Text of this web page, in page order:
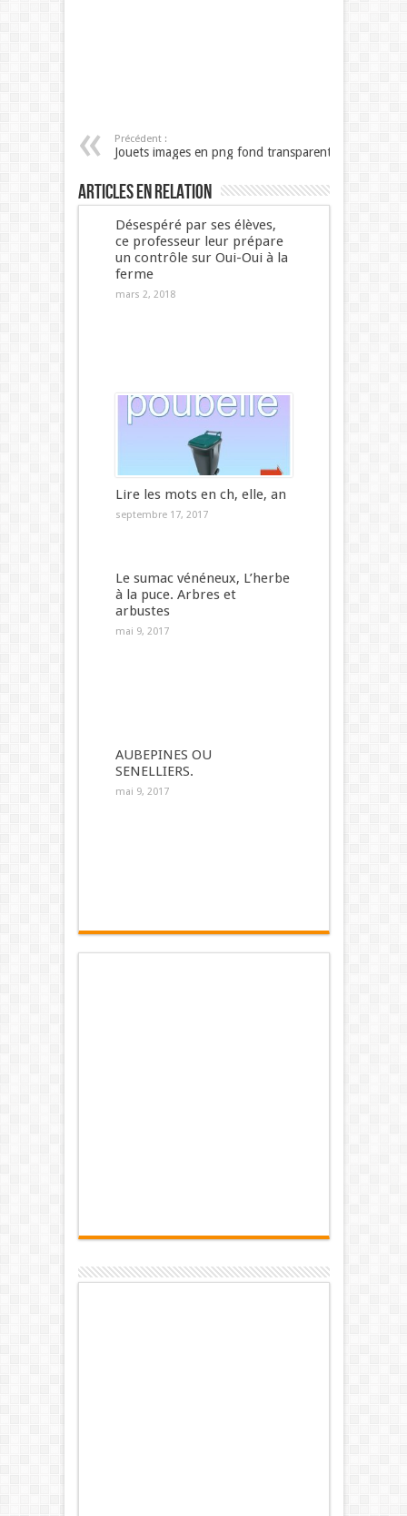
Précédent :
Jouets images en png fond transparent
Articles en relation
Désespéré par ses élèves,
ce professeur leur prépare
un contrôle sur Oui-Oui à la
ferme
mars 2, 2018
Lire les mots en ch, elle, an
septembre 17, 2017
Le sumac vénéneux, L’herbe
à la puce. Arbres et
arbustes
mai 9, 2017
AUBEPINES OU
SENELLIERS.
mai 9, 2017